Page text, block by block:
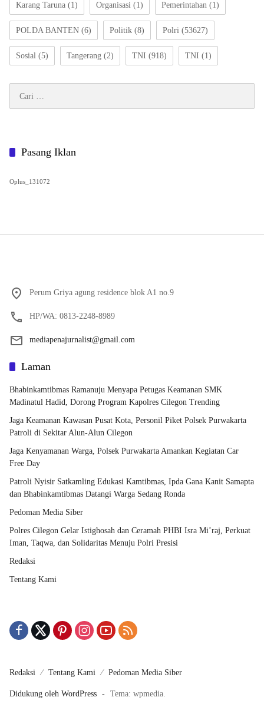
Karang Taruna (1) Organisasi (1) Pemerintahan (1)
POLDA BANTEN (6) Politik (8) Polri (53627)
Sosial (5) Tangerang (2) TNI (918) TNI (1)
untuk:
Pasang Iklan
Oplus_131072
Perum Griya agung residence blok A1 no.9
HP/WA: 0813-2248-8989
mediapenajurnalist@gmail.com
Laman
Bhabinkamtibmas Ramanuju Menyapa Petugas Keamanan SMK
Madinatul Hadid, Dorong Program Kapolres Cilegon Trending
Jaga Keamanan Kawasan Pusat Kota, Personil Piket Polsek Purwakarta
Patroli di Sekitar Alun-Alun Cilegon
Jaga Kenyamanan Warga, Polsek Purwakarta Amankan Kegiatan Car
Free Day
Patroli Nyisir Satkamling Edukasi Kamtibmas, Ipda Gana Kanit Samapta
dan Bhabinkamtibmas Datangi Warga Sedang Ronda
Pedoman Media Siber
Polres Cilegon Gelar Istighosah dan Ceramah PHBI Isra Mi’raj, Perkuat
Iman, Taqwa, dan Solidaritas Menuju Polri Presisi
Redaksi
Tentang Kami
Redaksi Tentang Kami Pedoman Media Siber
Didukung oleh WordPress - Tema: wpmedia.